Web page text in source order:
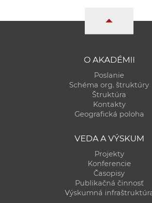
O AKADÉMII
Poslanie
Schéma org. štruktúry
Štruktúra
Kontakty
Geografická poloha
VEDA A VÝSKUM
Projekty
Konferencie
Časopisy
Publikačná činnosť
Výskumná